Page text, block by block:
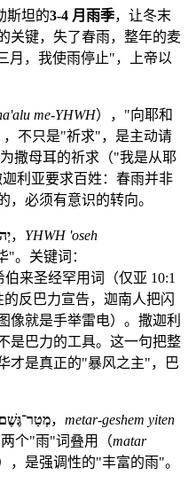
斯坦的3-4 月雨季，让冬末
关键，失了春雨，整年的麦
月，我使雨停止"，上帝以
me-YHWH），"向耶和
，不只是"祈求"，是主动请
撒母耳的祈求（"我是从耶
利亚要求百姓：春雨并非
，必须有意识的转向。
， YHWH 'oseh
"。关键词：
来圣经罕用词（仅亚 10:1
的反巴力宣告，迦南人把闪
像就是手举雷电）。撒迦利
是巴力的工具。这一句把整
才是真正的"暴风之主"，巴
， metar-geshem yiten
个"雨"词叠用（matar
，是强调性的"丰富的雨"。